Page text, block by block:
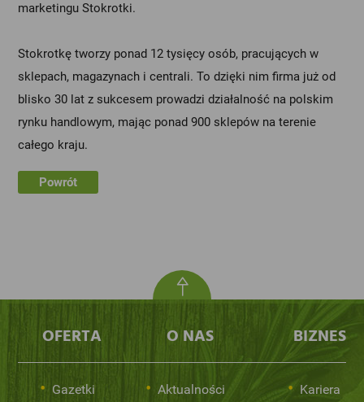
marketingu Stokrotki.
Stokrotkę tworzy ponad 12 tysięcy osób, pracujących w
sklepach, magazynach i centrali. To dzięki nim firma już od
blisko 30 lat z sukcesem prowadzi działalność na polskim
rynku handlowym, mając ponad 900 sklepów na terenie
całego kraju.
Powrót
OFERTA
Gazetki
O NAS
Aktualności
BIZNES
Kariera